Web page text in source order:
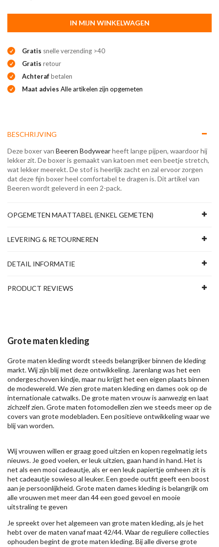
IN MIJN WINKELWAGEN
Gratis snelle verzending >40
Gratis retour
Achterafbetalen
Maat advies Alle artikelen zijn opgemeten
BESCHRIJVING
Deze boxer van Beeren Bodywearheeft lange pijpen, waardoor hij
lekker zit. De boxer is gemaakt van katoen met een beetje stretch,
wat lekker meerekt. De stof is heerlijk zacht en zal ervoor zorgen
dat deze fijn boxer heel comfortabel te dragen is. Dit artikel van
Beeren wordt geleverd in een 2-pack.
OPGEMETEN MAATTABEL (ENKEL GEMETEN)
LEVERING & RETOURNEREN
DETAIL INFORMATIE
PRODUCT REVIEWS
Grote maten kleding
Grote maten kleding wordt steeds belangrijker binnen de kleding
markt. Wij zijn blij met deze ontwikkeling. Jarenlang was het een
ondergeschoven kindje, maar nu krijgt het een eigen plaats binnen
de modewereld. We zien grote maten kleding en dames ook op de
internationale catwalks. De grote maten vrouw is aanwezig en laat
zichzelf zien. Grote maten fotomodellen zien we steeds meer op de
covers van grote modebladen. Een positieve ontwikkeling waar we
blij van worden.
Wij vrouwen willen er graag goed uitzien en kopen regelmatig iets
nieuws. Je goed voelen, er leuk uitzien, gaan hand in hand. Het is
net als een mooi cadeautje, als er een leuk papiertje omheen zit is
het cadeautje sowieso al leuker. Een goede outfit geeft een boost
aan je persoonlijkheid. Grote maten dames kleding is belangrijk om
alle vrouwen met meer dan 44 een goed gevoel en mooie
uitstraling te geven
Je spreekt over het algemeen van grote maten kleding, als je het
hebt over de maten vanaf maat 42/44. Waar de reguliere collecties
ophouden begint de grote maten kleding. Bij alle diverse grote